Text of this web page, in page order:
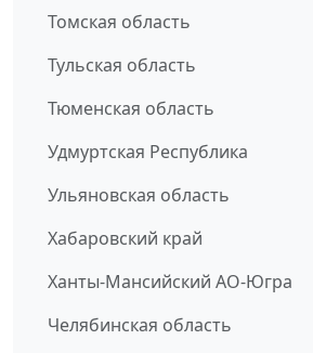
Томская область
Тульская область
Тюменская область
Удмуртская Республика
Ульяновская область
Хабаровский край
Ханты-Мансийский АО-Югра
Челябинская область